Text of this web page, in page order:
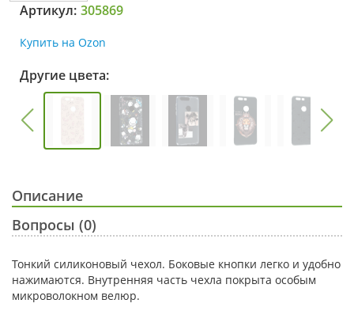
Артикул: 305869
Купить на Ozon
Другие цвета:
Описание
Вопросы (0)
Тонкий силиконовый чехол. Боковые кнопки легко и удобно
нажимаются. Внутренняя часть чехла покрыта особым
микроволокном велюр.